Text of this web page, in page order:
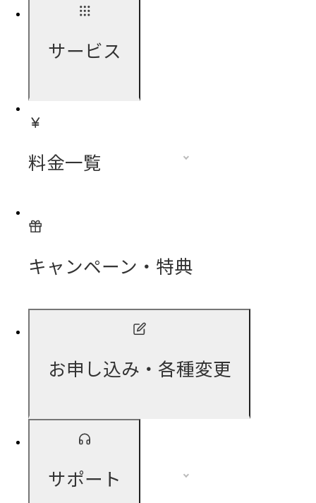
サービス
料金一覧
キャンペーン・特典
お申し込み・各種変更
サポート